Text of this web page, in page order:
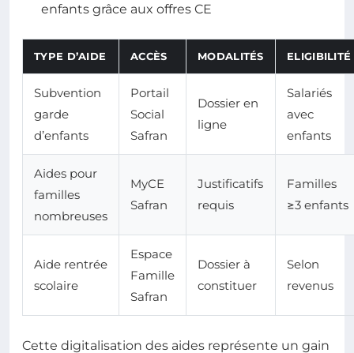
enfants grâce aux offres CE
TYPE D’AIDE ACCÈS MODALITÉS ELIGIBILITÉ
Subvention
garde
d’enfants
Portail
Social
Safran
Dossier en
ligne
Salariés
avec
enfants
Aides pour
familles
nombreuses
MyCE
Safran
Justificatifs
requis
Familles
≥3 enfants
Aide rentrée
scolaire
Espace
Famille
Safran
Dossier à
constituer
Selon
revenus
Cette digitalisation des aides représente un gain